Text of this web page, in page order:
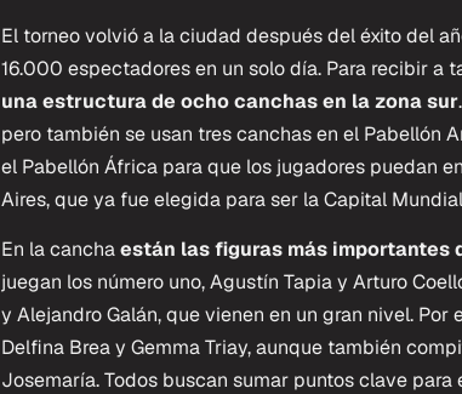
El torneo volvió a la ciudad después del éxito del
16.000 espectadores en un solo día. Para recibir a
una estructura de ocho canchas en la zona sur
pero también se usan tres canchas en el Pabellón
el Pabellón África para que los jugadores puedan
Aires, que ya fue elegida para ser la Capital
En la canchaestán las figuras más importantes
juegan los número uno, Agustín Tapia y Arturo
y Alejandro Galán, que vienen en un gran nivel.
Delfina Brea y Gemma Triay, aunque también
Josemaría. Todos buscan sumar puntos clave